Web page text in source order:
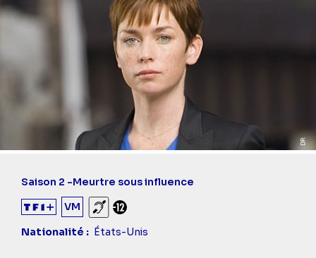
Saison 2 -Meurtre sous influence
VM
Sourds et malentendants
Déconseillé aux -12 ans
Nationalité
États-Unis